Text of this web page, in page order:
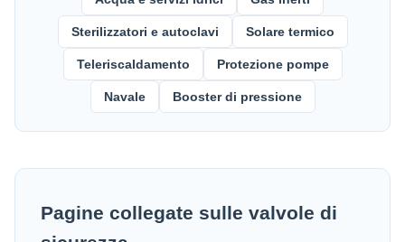
Sterilizzatori e autoclavi Solare termico
Teleriscaldamento Protezione pompe
Navale Booster di pressione
Pagine collegate sulle valvole di